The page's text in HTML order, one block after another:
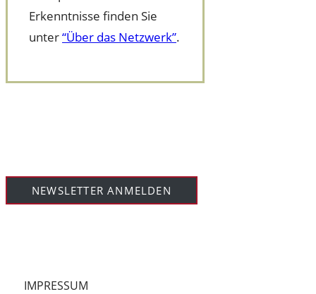
Erkenntnisse finden Sie
unter“Über das Netzwerk”.
NEWSLETTER ANMELDEN
IMPRESSUM